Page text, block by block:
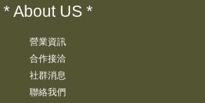
* About US *
營業資訊
合作接洽
社群消息
聯絡我們